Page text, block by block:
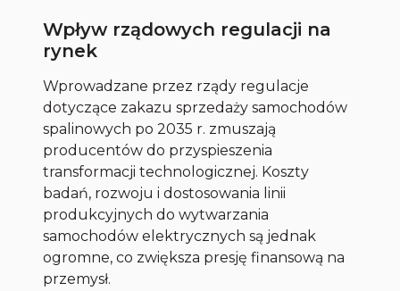
Wpływ rządowych regulacji na
rynek
Wprowadzane przez rządy regulacje
dotyczące zakazu sprzedaży samochodów
spalinowych po 2035 r. zmuszają
producentów do przyspieszenia
transformacji technologicznej. Koszty
badań, rozwoju i dostosowania linii
produkcyjnych do wytwarzania
samochodów elektrycznych są jednak
ogromne, co zwiększa presję finansową na
przemysł.